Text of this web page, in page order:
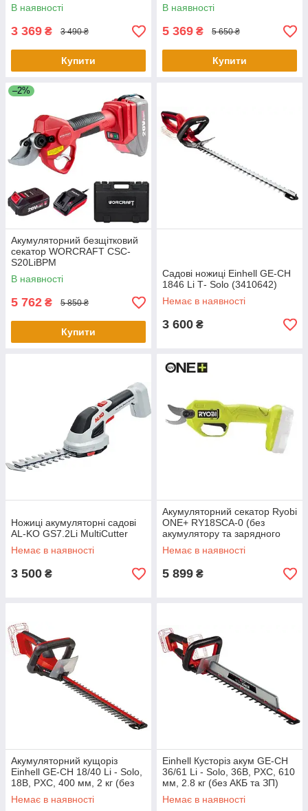
В наявності
3 369 ₴ 3 490 ₴
Купити
В наявності
5 369 ₴ 5 650 ₴
Купити
–2%
Акумуляторний безщітковий
секатор WORCRAFT CSC-
S20LiBPM
В наявності
5 762 ₴ 5 850 ₴
Купити
Садові ножиці Einhell GE-CH
1846 Li Т- Solo (3410642)
Немає в наявності
3 600 ₴
Ножиці акумуляторні садові
AL-KO GS7.2Li MultiCutter
Немає в наявності
3 500 ₴
Акумуляторний секатор Ryobi
ONE+ RY18SCA-0 (без
акумулятору та зарядного
пристрою)
Немає в наявності
5 899 ₴
Акумуляторний кущоріз
Einhell GE-CH 18/40 Li - Solo,
18В, PXC, 400 мм, 2 кг (без
акумулятору та зарядного
пристрою)
Немає в наявності
Einhell Кусторіз акум GE-CH
36/61 Li - Solo, 36В, PXC, 610
мм, 2.8 кг (без АКБ та ЗП)
Немає в наявності